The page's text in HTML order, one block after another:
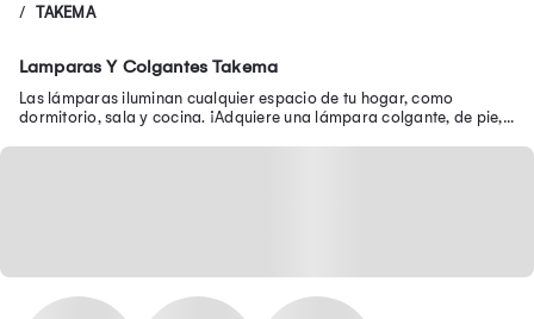
TAKEMA
Lamparas Y Colgantes Takema
Las lámparas iluminan cualquier espacio de tu hogar, como
dormitorio, sala y cocina. ¡Adquiere una lámpara colgante, de pie,